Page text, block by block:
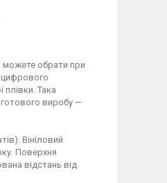
можете обрати при
цифрового
Така
готового виробу —
Вініловий
Поверхня
відстань від